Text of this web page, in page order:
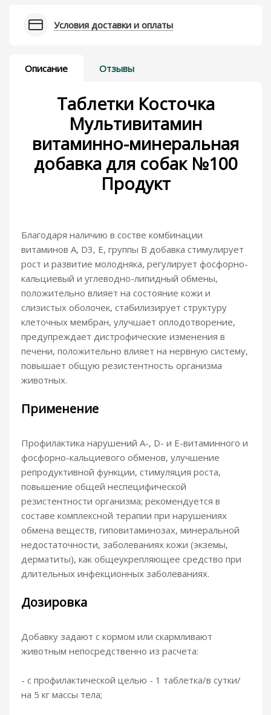
Условия доставки и оплаты
Описание Отзывы
Таблетки Косточка
Мультивитамин
витаминно-минеральная
добавка для собак №100
Продукт
Благодаря наличию в состве комбинации
витаминов А, D3, Е, группы В добавка стимулирует
рост и развитие молодняка, регулирует фосфорно-
кальциевый и углеводно-липидный обмены,
положительно влияет на состояние кожи и
слизистых оболочек, стабилизирует структуру
клеточных мембран, улучшает оплодотворение,
предупреждает дистрофические изменения в
печени, положительно влияет на нервную систему,
повышает общую резистентность организма
животных.
Применение
Профилактика нарушений А-, D- и Е-витаминного и
фосфорно-кальциевого обменов, улучшение
репродуктивной функции, стимуляция роста,
повышение общей неспецифической
резистентности организма; рекомендуется в
составе комплексной терапии при нарушениях
обмена веществ, гиповитаминозах, минеральной
недостаточности, заболеваниях кожи (экземы,
дерматиты), как общеукрепляющее средство при
длительных инфекционных заболеваниях.
Дозировка
Добавку задают с кормом или скармливают
животным непосредственно из расчета:
- с профилактической целью - 1 таблетка/в сутки/
на 5 кг массы тела;